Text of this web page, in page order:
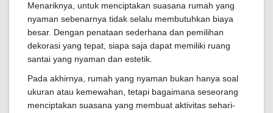
Menariknya, untuk menciptakan suasana rumah yang
nyaman sebenarnya tidak selalu membutuhkan biaya
besar. Dengan penataan sederhana dan pemilihan
dekorasi yang tepat, siapa saja dapat memiliki ruang
santai yang nyaman dan estetik.
Pada akhirnya, rumah yang nyaman bukan hanya soal
ukuran atau kemewahan, tetapi bagaimana seseorang
menciptakan suasana yang membuat aktivitas sehari-